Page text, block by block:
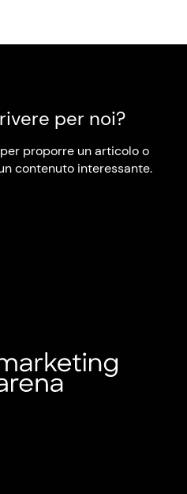
per noi?
proporre un articolo o
contenuto interessante.